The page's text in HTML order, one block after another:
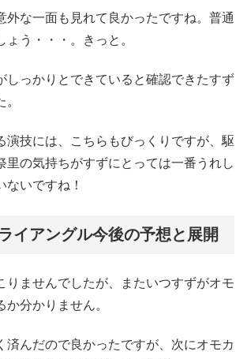
外な一面も見れて良かったですね。普通
ょう・・・。きっと。
しっかりとできていると確認できたすず
演技には、こちらもびっくりですが、駆
里の気持ちがすずにとっては一番うれし
ないですね！
イアングル今後の予想と展開
りませんでしたが、またいつすずがオモ
か分かりません。
済んだので良かったですが、次にオモカ